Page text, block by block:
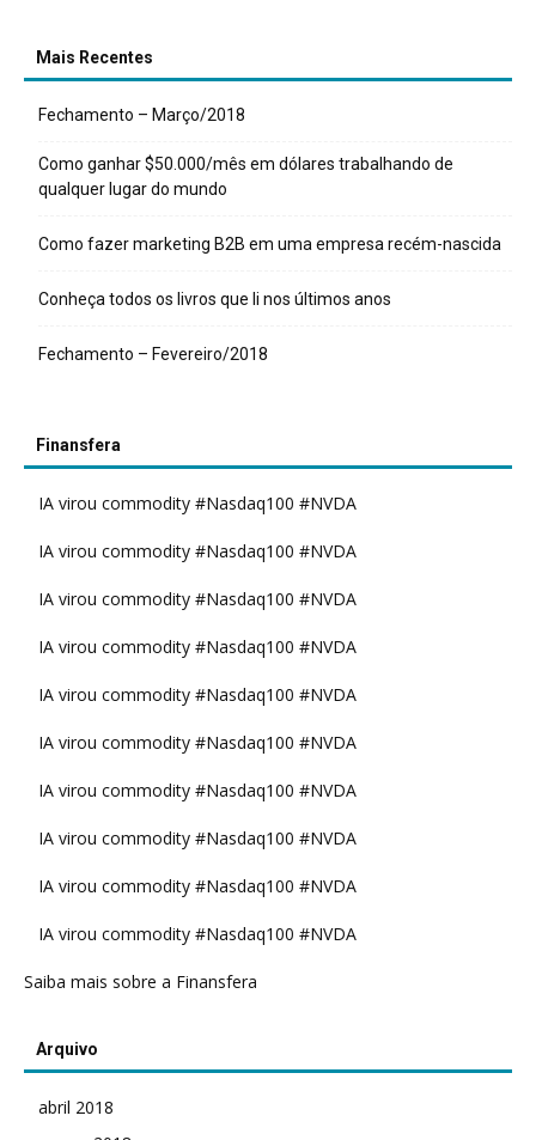
Mais Recentes
Fechamento – Março/2018
Como ganhar $50.000/mês em dólares trabalhando de
qualquer lugar do mundo
Como fazer marketing B2B em uma empresa recém-nascida
Conheça todos os livros que li nos últimos anos
Fechamento – Fevereiro/2018
Finansfera
IA virou commodity #Nasdaq100 #NVDA
IA virou commodity #Nasdaq100 #NVDA
IA virou commodity #Nasdaq100 #NVDA
IA virou commodity #Nasdaq100 #NVDA
IA virou commodity #Nasdaq100 #NVDA
IA virou commodity #Nasdaq100 #NVDA
IA virou commodity #Nasdaq100 #NVDA
IA virou commodity #Nasdaq100 #NVDA
IA virou commodity #Nasdaq100 #NVDA
IA virou commodity #Nasdaq100 #NVDA
Saiba mais sobre a Finansfera
Arquivo
abril 2018